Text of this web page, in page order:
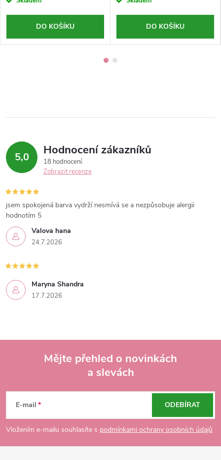
DO KOŠÍKU DO KOŠÍKU
5,0 Hodnocení zákazníků
18 hodnocení
Zobrazit recenze
Valova hana
24.7.2026
jsem spokojená barva vydrží nesmívá se a nezpůsobuje alergii
hodnotím 5
Maryna Shandra
17.7.2026
p
Mějte přehled o novinkách
a slevách
E-mail
Vložením e-mailu souhlasíte s podmínkami ochrany osobních údajů
ODEBÍRAT